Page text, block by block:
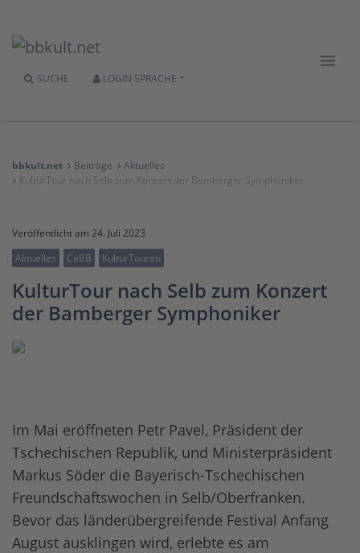
SUCHE LOGIN SPRACHE
bbkult.net Beiträge
Aktuelles
KulturTour nach Selb zum Konzert der Bamberger Symphoniker
Veröffentlicht am 24. Juli 2023
Aktuelles
CeBB KulturTouren
KulturTour nach Selb zum Konzert
der Bamberger Symphoniker
Im Mai eröffneten Petr Pavel, Präsident der
Tschechischen Republik, und Ministerpräsident
Markus Söder die Bayerisch-Tschechischen
Freundschaftswochen in Selb/Oberfranken.
Bevor das länderübergreifende Festival Anfang
August ausklingen wird, erlebte es am